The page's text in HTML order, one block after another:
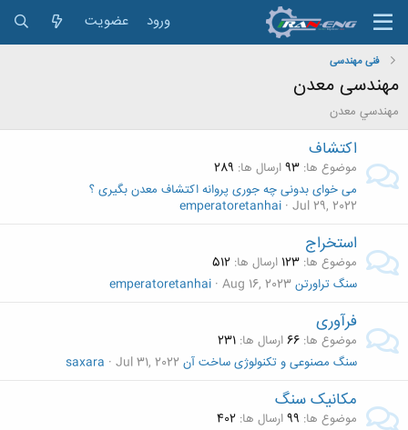
ورود عضویت
فنی مهندسی
مهندسی معدن
مهندسي معدن
اکتشاف
موضوع ها 93ارسال ها 289
می خوای بدونی چه جوری پروانه اکتشاف معدن بگیری ؟
Jul 29, 2022
emperatoretanhai
استخراج
موضوع ها 123 ارسال ها 512
سنگ تراورتنAug 16, 2023
emperatoretanhai
فرآوری
موضوع ها 66ارسال ها 231
سنگ مصنوعی و تکنولوژی ساخت آن Jul 31, 2022
saxara
مکانیک سنگ
موضوع ها 99ارسال ها 402